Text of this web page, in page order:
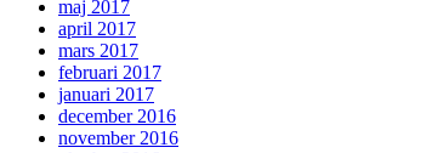
maj 2017
april 2017
mars 2017
februari 2017
januari 2017
december 2016
november 2016